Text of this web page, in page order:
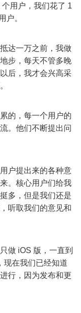
用户，我们花了 1
户。
达一万之前，我做
步，每天不管多晚
后，我才会兴高采
的，每一个用户的
。他们不断提出问
户提出来的各种意
。核心用户们给我
多，但是我们还是
听取我们的意见和
做 iOS 版，一直到
现在我们已经知道
行，因为发布和更